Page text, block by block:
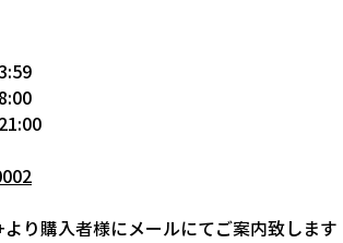
り購入者様にメールにてご案内致します